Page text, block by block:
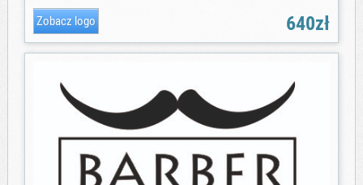
640zł